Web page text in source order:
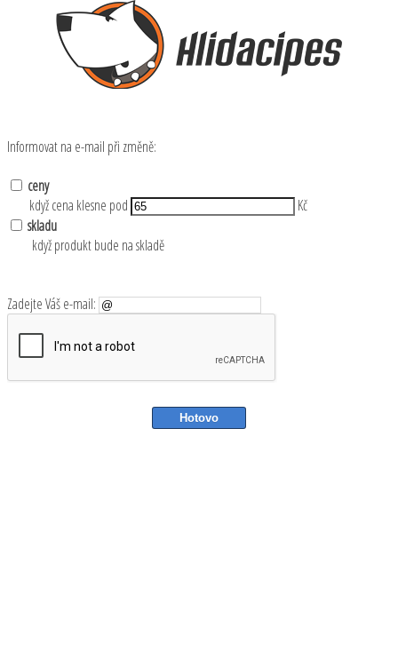
Informovat na e-mail při změně:
ceny
když cena klesne pod
Kč
skladu
když produkt bude na skladě
Zadejte Váš e-mail: